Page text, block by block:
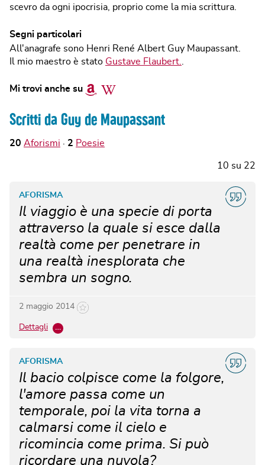
scevro da ogni ipocrisia, proprio come la mia scrittura.
Segni particolari
All'anagrafe sono Henri René Albert Guy Maupassant.
Il mio maestro è stato Gustave Flaubert.
Mi trovi anche su AmazonWikipedia
Scritti da Guy de Maupassant
20 Aforismi 2 Poesie
10 su 22
Il viaggio è una specie di porta
attraverso la quale si esce dalla
realtà come per penetrare in
una realtà inesplorata che
sembra un sogno.
AFORISMA
2 maggio 2014
Dettagli …
Il bacio colpisce come la folgore,
l'amore passa come un
temporale, poi la vita torna a
calmarsi come il cielo e
ricomincia come prima. Si può
ricordare una nuvola?
AFORISMA